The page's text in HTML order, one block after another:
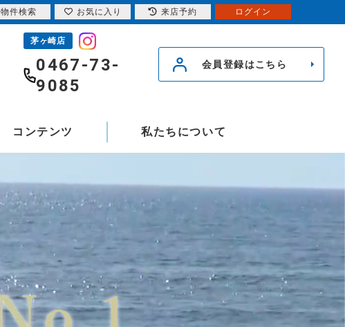
茅ヶ崎店
0467-73-
9085
会員登録はこちら
コンテンツ 私たちについて
物件検索 お気に入り 来店予約 ログイン